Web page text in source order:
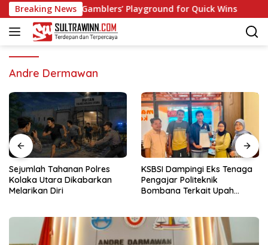
Langsung
ke
konten
Breaking News
Fast‑Paced Gamblers’ Playground for Quick Wins
Andre Dermawan
Sejumlah Tahanan Polres
Kolaka Utara Dikabarkan
Melarikan Diri
KSBSI Dampingi Eks Tenaga
Pengajar Politeknik
Bombana Terkait Upah